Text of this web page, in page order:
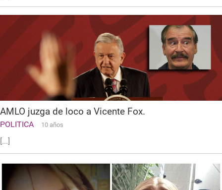
AMLO juzga de loco a Vicente Fox.
POLITICA 10 años
[...]